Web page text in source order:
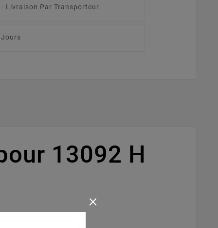
Livraison Par Transporteur
Jours
13092 H
×